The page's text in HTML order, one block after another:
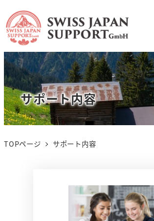
サポート内容
TOPページ サポート内容